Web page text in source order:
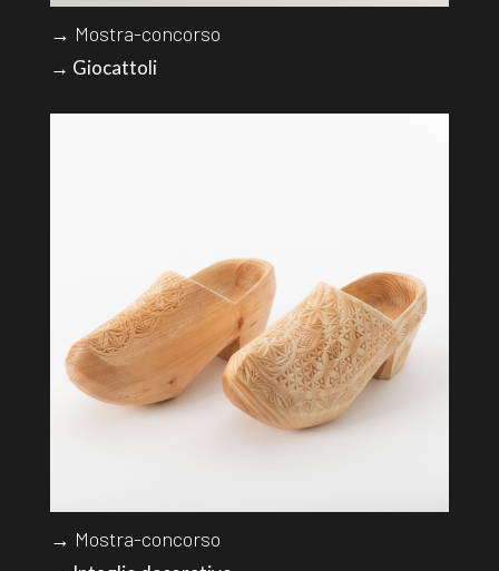
→ Mostra-concorso
→ Giocattoli
→ Mostra-concorso